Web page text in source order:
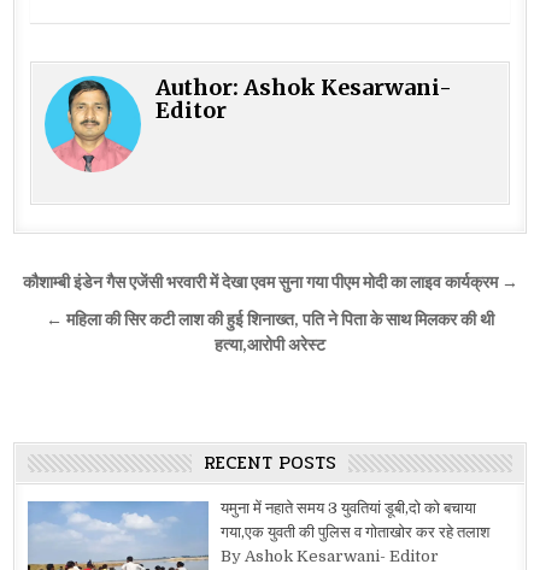
Author:Ashok Kesarwani-
Editor
Post
navigation
कौशाम्बी इंडेन गैस एजेंसी भरवारी में देखा एवम सुना गया पीएम मोदी का लाइव कार्यक्रम →
← महिला की सिर कटी लाश की हुई शिनाख्त, पति ने पिता के साथ मिलकर की थी
हत्या,आरोपी अरेस्ट
RECENT POSTS
यमुना में नहाते समय 3 युवतियां डूबी,दो को बचाया
गया,एक युवती की पुलिस व गोताखोर कर रहे तलाश
By Ashok Kesarwani- Editor